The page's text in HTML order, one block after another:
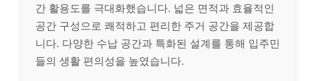
간 활용도를 극대화했습니다. 넓은 면적과 효율적인
공간 구성으로 쾌적하고 편리한 주거 공간을 제공합
니다. 다양한 수납 공간과 특화된 설계를 통해 입주민
들의 생활 편의성을 높였습니다.